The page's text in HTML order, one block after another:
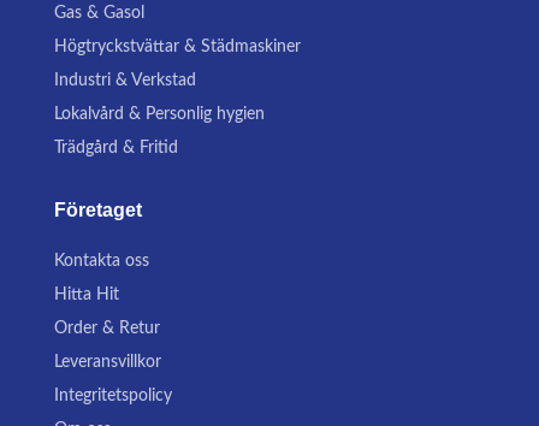
Gas & Gasol
Högtryckstvättar & Städmaskiner
Industri & Verkstad
Lokalvård & Personlig hygien
Trädgård & Fritid
Företaget
Kontakta oss
Hitta Hit
Order & Retur
Leveransvillkor
Integritetspolicy